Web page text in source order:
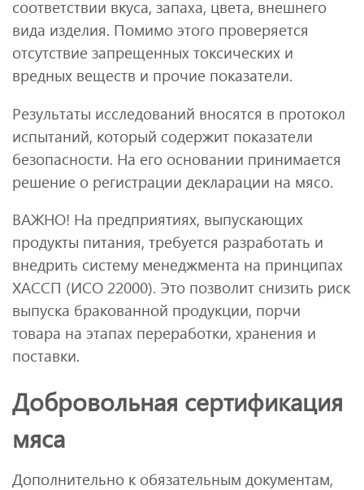
соответствии вкуса, запаха, цвета, внешнего
вида изделия. Помимо этого проверяется
отсутствие запрещенных токсических и
вредных веществ и прочие показатели.
Результаты исследований вносятся в протокол
испытаний, который содержит показатели
безопасности. На его основании принимается
решение о регистрации декларации на мясо.
ВАЖНО! На предприятиях, выпускающих
продукты питания, требуется разработать и
внедрить систему менеджмента на принципах
ХАССП (ИСО 22000). Это позволит снизить риск
выпуска бракованной продукции, порчи
товара на этапах переработки, хранения и
поставки.
Добровольная сертификация
мяса
Дополнительно к обязательным документам,